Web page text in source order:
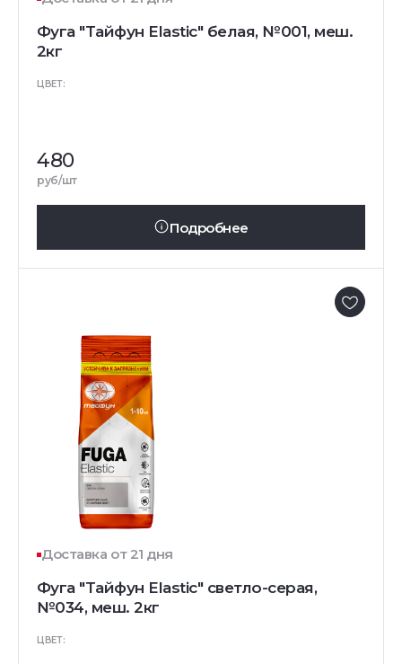
Фуга "Тайфун Elastic" белая, №001, меш.
2кг
ЦВЕТ:
480
руб/шт
Подробнее
Доставка от 21 дня
Фуга "Тайфун Elastic" светло-серая,
№034, меш. 2кг
ЦВЕТ: